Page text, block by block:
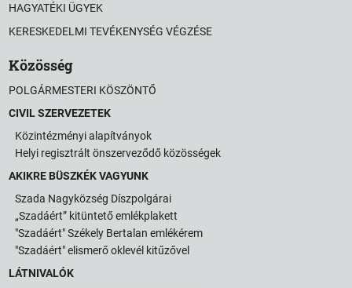
HAGYATÉKI ÜGYEK
KERESKEDELMI TEVÉKENYSÉG VÉGZÉSE
Közösség
POLGÁRMESTERI KÖSZÖNTŐ
CIVIL SZERVEZETEK
Közintézményi alapítványok
Helyi regisztrált önszerveződő közösségek
AKIKRE BÜSZKÉK VAGYUNK
Szada Nagyközség Díszpolgárai
„Szadáért” kitüntető emlékplakett
"Szadáért" Székely Bertalan emlékérem
"Szadáért" elismerő oklevél kitűzővel
LÁTNIVALÓK